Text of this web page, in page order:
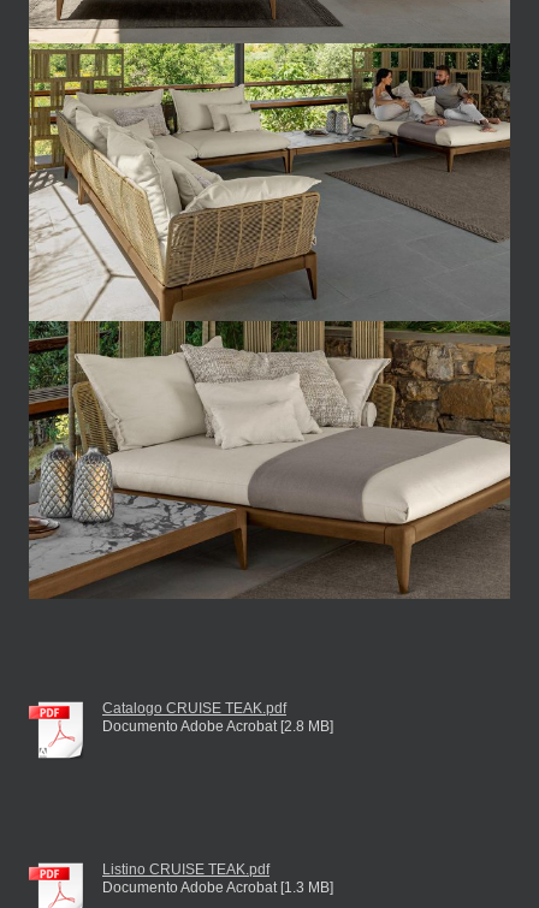
Catalogo CRUISE TEAK.pdf
Documento Adobe Acrobat [2.8 MB]
Listino CRUISE TEAK.pdf
Documento Adobe Acrobat [1.3 MB]